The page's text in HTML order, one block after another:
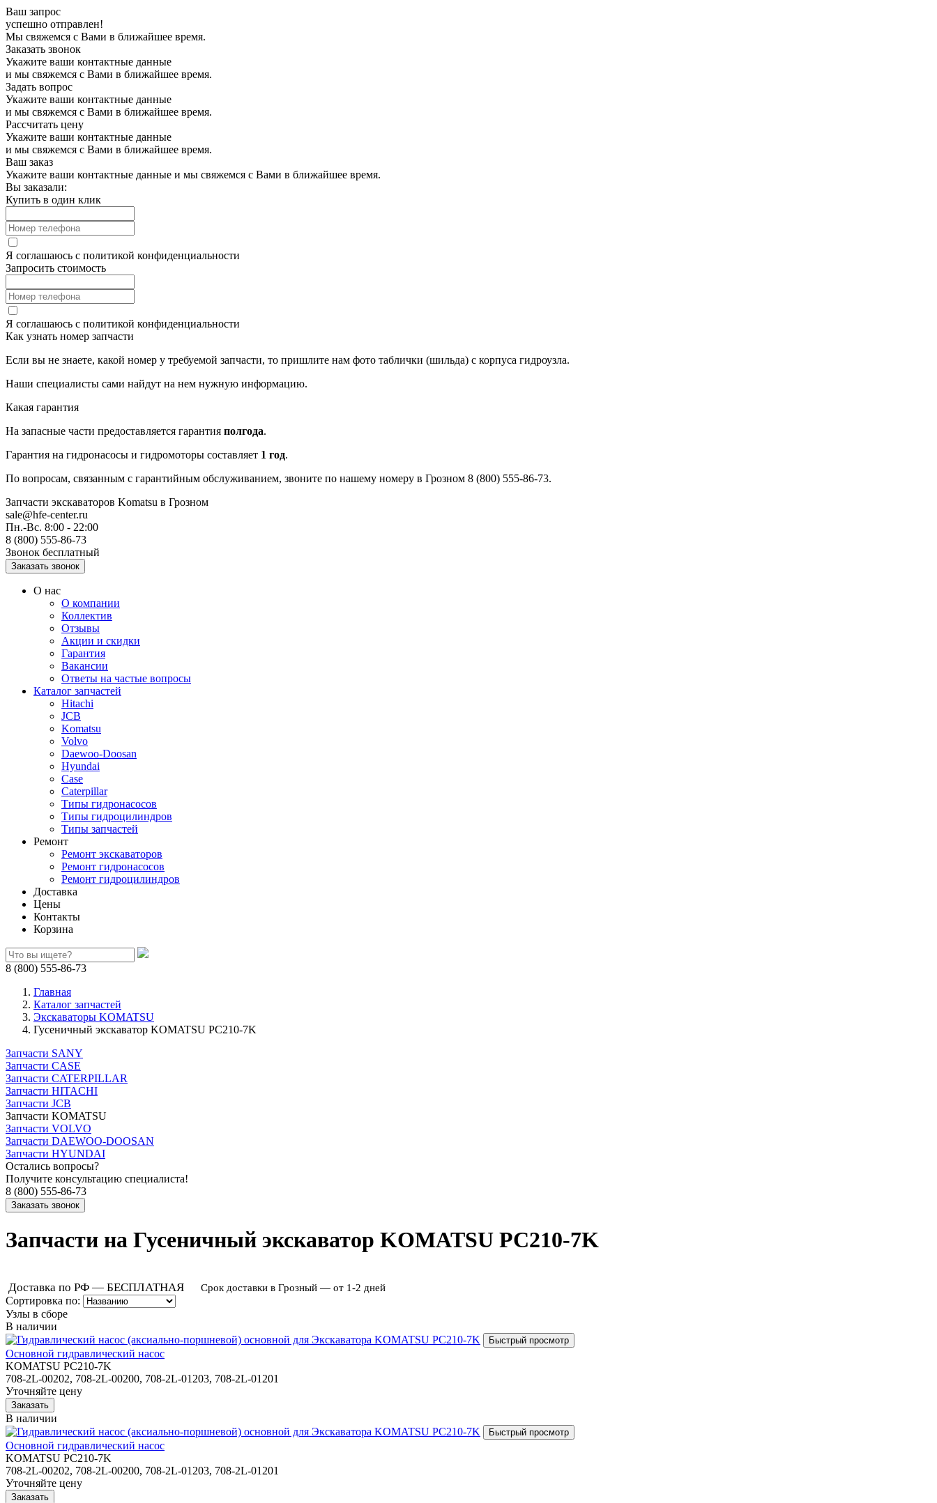
Ваш запрос
успешно отправлен!
Мы свяжемся с Вами в ближайшее время.
Заказать звонок
Укажите ваши контактные данные
и мы свяжемся с Вами в ближайшее время.
Задать вопрос
Укажите ваши контактные данные
и мы свяжемся с Вами в ближайшее время.
Рассчитать цену
Укажите ваши контактные данные
и мы свяжемся с Вами в ближайшее время.
Ваш заказ
Укажите ваши контактные данные и мы свяжемся с Вами в ближайшее время.
Вы заказали:
Купить в один клик
Я соглашаюсь с политикой конфиденциальности
Запросить стоимость
Я соглашаюсь с политикой конфиденциальности
Как узнать номер запчасти
Если вы не знаете, какой номер у требуемой запчасти, то пришлите нам фото таблички (шильда) с корпуса гидроузла.
Наши специалисты сами найдут на нем нужную информацию.
Какая гарантия
На запасные части предоставляется гарантия полгода.
Гарантия на гидронасосы и гидромоторы составляет 1 год.
По вопросам, связанным с гарантийным обслуживанием, звоните по нашему номеру в Грозном 8 (800) 555-86-73.
Запчасти экскаваторов Komatsu в Грозном
sale@hfe-center.ru
Пн.-Вс. 8:00 - 22:00
8 (800) 555-86-73
Звонок бесплатный
О нас
О компании
Коллектив
Отзывы
Акции и скидки
Гарантия
Вакансии
Ответы на частые вопросы
Каталог запчастей
Hitachi
JCB
Komatsu
Volvo
Daewoo-Doosan
Hyundai
Case
Caterpillar
Типы гидронасосов
Типы гидроцилиндров
Типы запчастей
Ремонт
Ремонт экскаваторов
Ремонт гидронасосов
Ремонт гидроцилиндров
Доставка
Цены
Контакты
Корзина
8 (800) 555-86-73
Главная
Каталог запчастей
Экскаваторы KOMATSU
Гусеничный экскаватор KOMATSU PC210-7K
Запчасти SANY
Запчасти CASE
Запчасти CATERPILLAR
Запчасти HITACHI
Запчасти JCB
Запчасти KOMATSU
Запчасти VOLVO
Запчасти DAEWOO-DOOSAN
Запчасти HYUNDAI
Остались вопросы?
Получите консультацию специалиста!
8 (800) 555-86-73
Запчасти на Гусеничный экскаватор KOMATSU PC210-7K
Доставка по РФ — БЕСПЛАТНАЯ Срок доставки в Грозный — от 1-2 дней
Сортировка по:
Узлы в сборе
В наличии
Основной гидравлический насос
KOMATSU PC210-7K
708-2L-00202, 708-2L-00200, 708-2L-01203, 708-2L-01201
Уточняйте цену
В наличии
Основной гидравлический насос
KOMATSU PC210-7K
708-2L-00202, 708-2L-00200, 708-2L-01203, 708-2L-01201
Уточняйте цену